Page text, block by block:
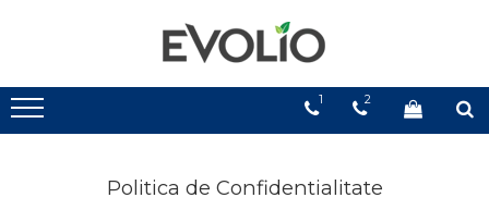
1 2
Politica de Confidentialitate